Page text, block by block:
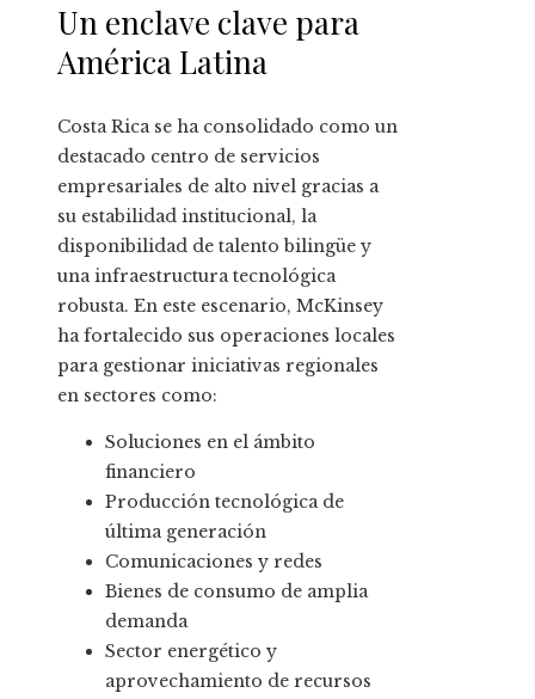
Un enclave clave para
América Latina
Costa Rica se ha consolidado como un
destacado centro de servicios
empresariales de alto nivel gracias a
su estabilidad institucional, la
disponibilidad de talento bilingüe y
una infraestructura tecnológica
robusta. En este escenario, McKinsey
ha fortalecido sus operaciones locales
para gestionar iniciativas regionales
en sectores como:
Soluciones en el ámbito
financiero
Producción tecnológica de
última generación
Comunicaciones y redes
Bienes de consumo de amplia
demanda
Sector energético y
aprovechamiento de recursos